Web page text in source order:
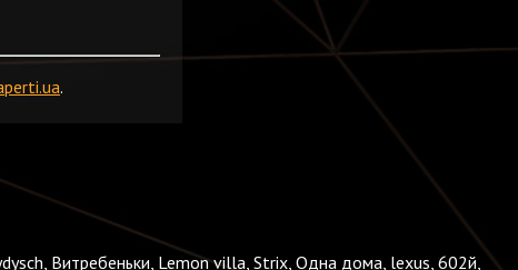
.
Витребеньки, Lemon villa, Strix, Одна дома, lexus, 602й,